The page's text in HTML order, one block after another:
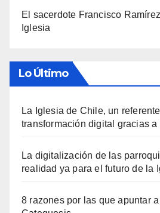
El sacerdote Francisco
Iglesia
Lo Último
La Iglesia de Chile, un
transformación digital gracias a
La digitalización de las
realidad ya para el futuro de la
8 razones por las que apuntar